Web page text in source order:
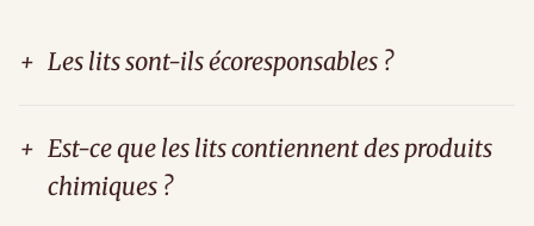
+ Les lits sont-ils écoresponsables ?
+ Est-ce que les lits contiennent des produits
chimiques ?